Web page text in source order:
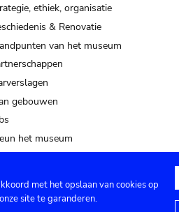
ethiek, organisatie
& Renovatie
van het museum
gebouwen
het museum
Privacy instellingen
met het opslaan van cookies op
site te garanderen.